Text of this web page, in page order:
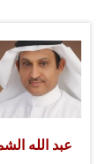
تحضر تلك
تريد نقر
الأنظار نحو
قيادية، وهي
عبد الله